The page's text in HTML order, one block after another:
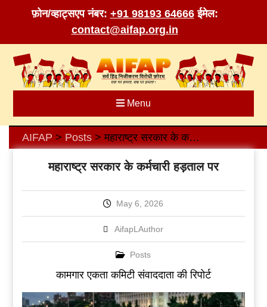
फ़ोन/व्हाट्सएप नंबर: +91 98193 64666 ईमेल:
contact@aifap.org.in
content
Menu
AIFAP > Posts> महाराष्ट्र सरकार के कर्मचारी हड़ताल पर
महाराष्ट्र सरकार के कर्मचारी हड़ताल पर
May 6, 2026
AifapLAuthor
Posts
कामगार एकता कमिटी संवाददाता की रिपोर्ट